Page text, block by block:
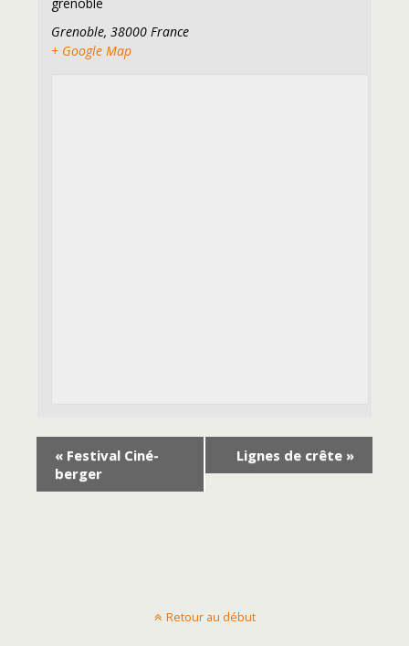
Grenoble, 38000 France
+ Google Map
« Festival Ciné-
berger
Lignes de crête »
Retour au début